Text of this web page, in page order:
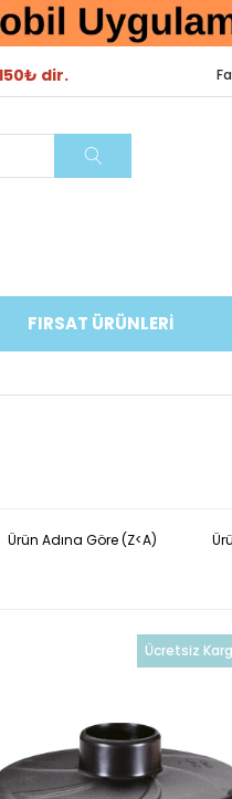
dir.
FIRSAT ÜRÜNLERİ
Ürün Adına Göre (Z<A)
Ücretsiz